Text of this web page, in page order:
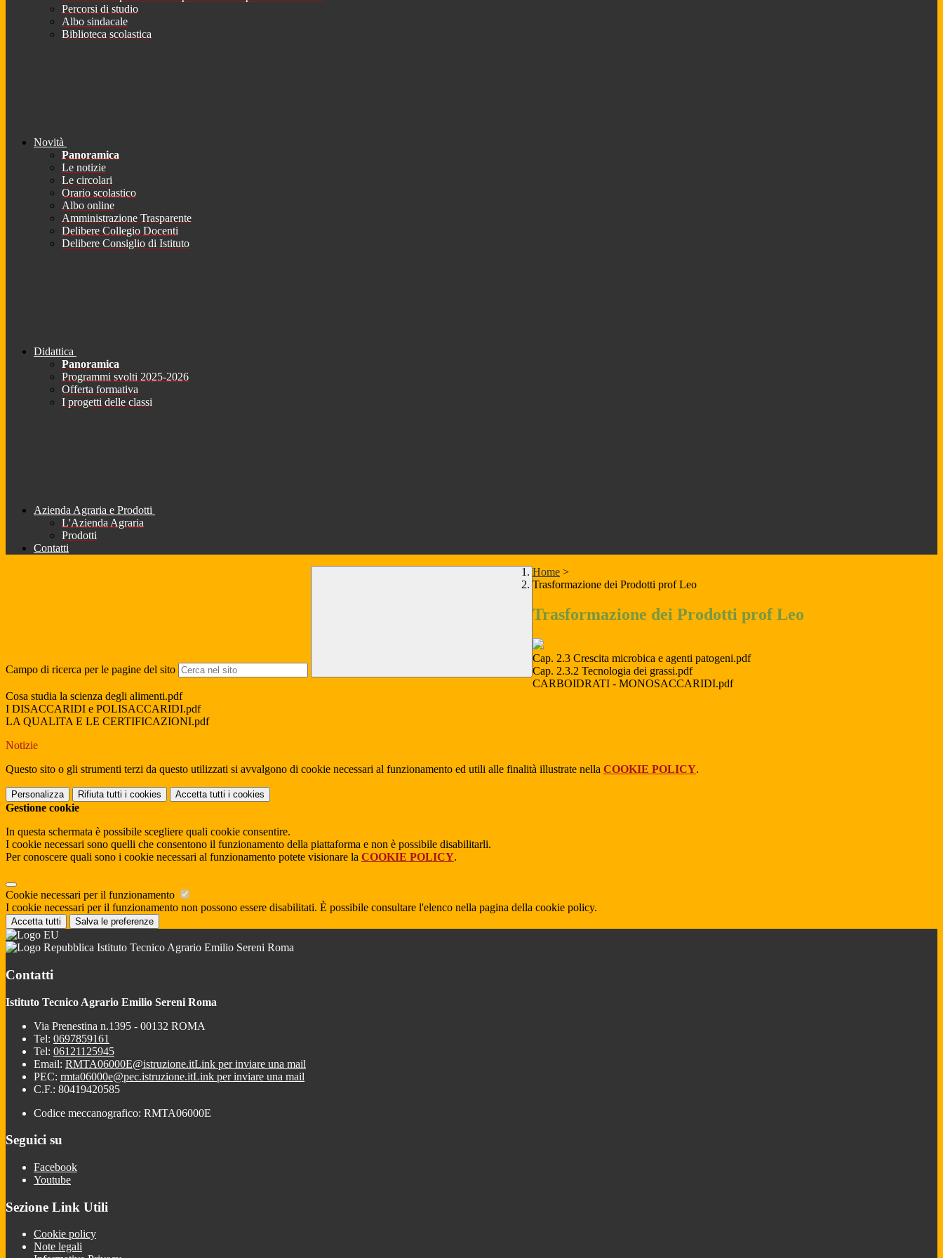
Percorsi di studio
Albo sindacale
Biblioteca scolastica
Novità
Panoramica
Le notizie
Le circolari
Orario scolastico
Albo online
Amministrazione Trasparente
Delibere Collegio Docenti
Delibere Consiglio di Istituto
Didattica
Panoramica
Programmi svolti 2025-2026
Offerta formativa
I progetti delle classi
Azienda Agraria e Prodotti
L'Azienda Agraria
Prodotti
Contatti
Campo di ricerca per le pagine del sito
Home >
Trasformazione dei Prodotti prof Leo
Trasformazione dei Prodotti prof Leo
Cap. 2.3 Crescita microbica e agenti patogeni.pdf
Cap. 2.3.2 Tecnologia dei grassi.pdf
CARBOIDRATI - MONOSACCARIDI.pdf
Cosa studia la scienza degli alimenti.pdf
I DISACCARIDI e POLISACCARIDI.pdf
LA QUALITA E LE CERTIFICAZIONI.pdf
Notizie
Questo sito o gli strumenti terzi da questo utilizzati si avvalgono di cookie necessari al funzionamento ed utili alle finalità illustrate nella COOKIE POLICY.
Personalizza Rifiuta tutti i cookies Accetta tutti i cookies
Gestione cookie
In questa schermata è possibile scegliere quali cookie consentire.
I cookie necessari sono quelli che consentono il funzionamento della piattaforma e non è possibile disabilitarli.
Per conoscere quali sono i cookie necessari al funzionamento potete visionare la COOKIE POLICY.
Cookie necessari per il funzionamento
I cookie necessari per il funzionamento non possono essere disabilitati. È possibile consultare l'elenco nella pagina della cookie policy.
Accetta tutti Salva le preferenze
Istituto Tecnico Agrario Emilio Sereni Roma
Contatti
Istituto Tecnico Agrario Emilio Sereni Roma
Via Prenestina n.1395 - 00132 ROMA
Tel: 0697859161
Tel: 06121125945
Email: RMTA06000E@istruzione.itLink per inviare una mail
PEC: rmta06000e@pec.istruzione.itLink per inviare una mail
C.F.: 80419420585
Codice meccanografico: RMTA06000E
Seguici su
Facebook
Youtube
Sezione Link Utili
Cookie policy
Note legali